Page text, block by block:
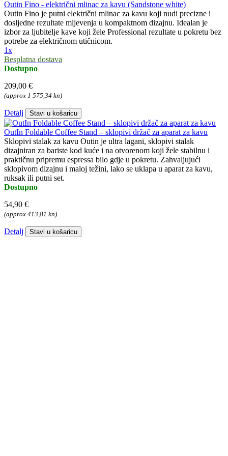
Outin Fino - električni mlinac za kavu (Sandstone white)
Outin Fino je putni električni mlinac za kavu koji nudi precizne i
dosljedne rezultate mljevenja u kompaktnom dizajnu. Idealan je
izbor za ljubitelje kave koji žele Professional rezultate u pokretu bez
potrebe za električnom utičnicom.
1x
Besplatna dostava
Dostupno
209,00 €
(approx 1 575,34 kn)
Detalj Stavi u košaricu
OutIn Foldable Coffee Stand – sklopivi držač za aparat za kavu
Sklopivi stalak za kavu Outin je ultra lagani, sklopivi stalak
dizajniran za bariste kod kuće i na otvorenom koji žele stabilnu i
praktičnu pripremu espressa bilo gdje u pokretu. Zahvaljujući
sklopivom dizajnu i maloj težini, lako se uklapa u aparat za kavu,
ruksak ili putni set.
Dostupno
54,90 €
(approx 413,81 kn)
Detalj Stavi u košaricu